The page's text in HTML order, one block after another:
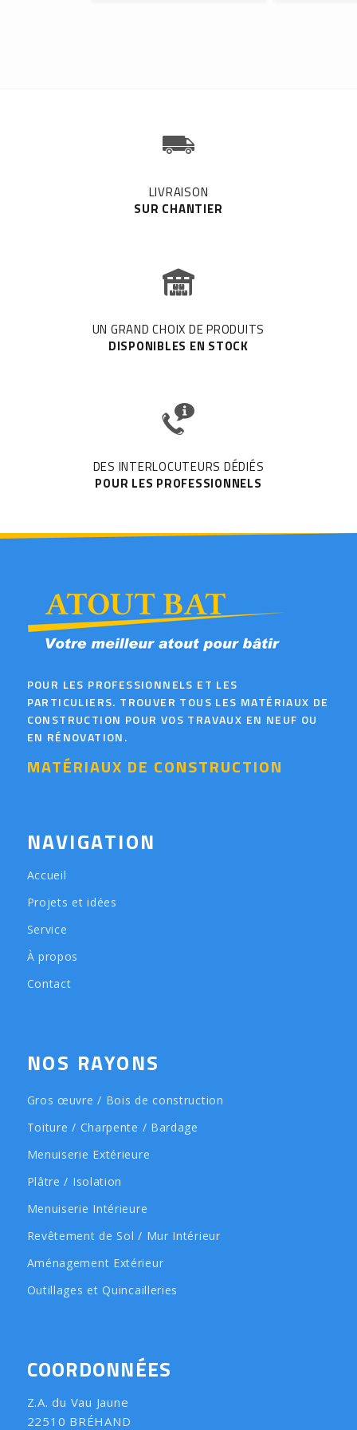
LIVRAISON
SUR CHANTIER
UN GRAND CHOIX DE PRODUITS
DISPONIBLES EN STOCK
DES INTERLOCUTEURS DÉDIÉS
POUR LES PROFESSIONNELS
POUR LES PROFESSIONNELS ET LES
PARTICULIERS. TROUVER TOUS LES MATÉRIAUX DE
CONSTRUCTION POUR VOS TRAVAUX EN NEUF OU
EN RÉNOVATION.
MATÉRIAUX DE CONSTRUCTION
NAVIGATION
Accueil
Projets et idées
Service
À propos
Contact
NOS RAYONS
Gros œuvre / Bois de construction
Toiture / Charpente / Bardage
Menuiserie Extérieure
Plâtre / Isolation
Menuiserie Intérieure
Revêtement de Sol / Mur Intérieur
Aménagement Extérieur
Outillages et Quincailleries
COORDONNÉES
Z.A. du Vau Jaune
22510 BRÉHAND